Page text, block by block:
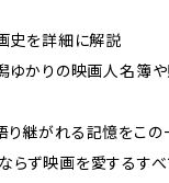
史を詳細に解説
かりの映画人名簿や
り継がれる記憶をこの
らず映画を愛するすべ